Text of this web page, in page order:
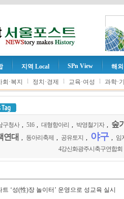
지역 Local SPn View 해
회·복지 l 정치·경제 l 교육·여성 l 과학·
구청사 516 대형항아리 박영철기자 숲
연대 동아리축제 공유토지 야구 임
4강신화광주시축구연합회
트 ‘성(性)장 놀이터’ 운영으로 성교육 실시